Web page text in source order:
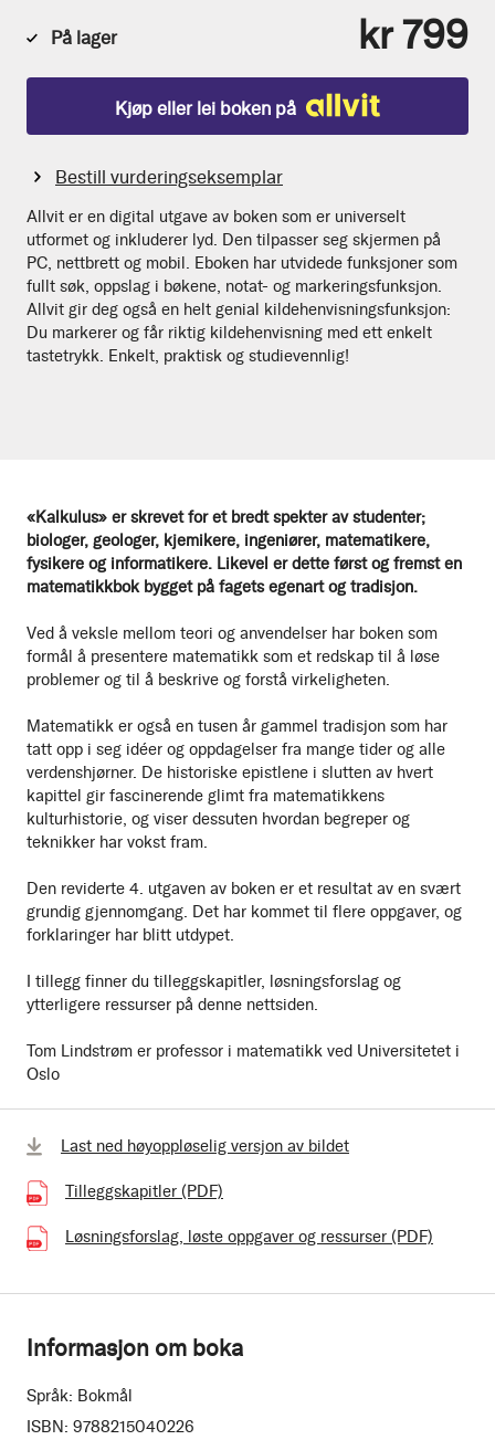
«Kalkulus» er skrevet for et bredt spekter av studenter;
biologer, geologer, kjemikere, ingeniører, matematikere,
fysikere og informatikere. Likevel er dette først og fremst en
matematikkbok bygget på fagets egenart og tradisjon.
Ved å veksle mellom teori og anvendelser har boken som
formål å presentere matematikk som et redskap til å løse
problemer og til å beskrive og forstå virkeligheten.
Matematikk er også en tusen år gammel tradisjon som har
tatt opp i seg idéer og oppdagelser fra mange tider og alle
verdenshjørner. De historiske epistlene i slutten av hvert
kapittel gir fascinerende glimt fra matematikkens
kulturhistorie, og viser dessuten hvordan begreper og
teknikker har vokst fram.
Den reviderte 4. utgaven av boken er et resultat av en svært
grundig gjennomgang. Det har kommet til flere oppgaver, og
forklaringer har blitt utdypet.
I tillegg finner du tilleggskapitler, løsningsforslag og
ytterligere ressurser på denne nettsiden.
Tom Lindstrøm er professor i matematikk ved Universitetet i
Oslo
På lager kr 799
Kjøp eller lei boken på
Bestill vurderingseksemplar
Allvit er en digital utgave av boken som er universelt
utformet og inkluderer lyd. Den tilpasser seg skjermen på
PC, nettbrett og mobil. Eboken har utvidede funksjoner som
fullt søk, oppslag i bøkene, notat- og markeringsfunksjon.
Allvit gir deg også en helt genial kildehenvisningsfunksjon:
Du markerer og får riktig kildehenvisning med ett enkelt
tastetrykk. Enkelt, praktisk og studievennlig!
Last ned høyoppløselig versjon av bildet
Tilleggskapitler (PDF)
Løsningsforslag, løste oppgaver og ressurser (PDF)
Informasjon om boka
Språk: Bokmål
ISBN: 9788215040226